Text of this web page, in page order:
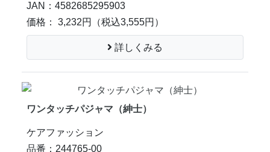
JAN：4582685295903
価格： 3,232円
（税込3,555円）
詳しくみる
ワンタッチパジャマ（紳士）
ケアファッション
品番：244765-00